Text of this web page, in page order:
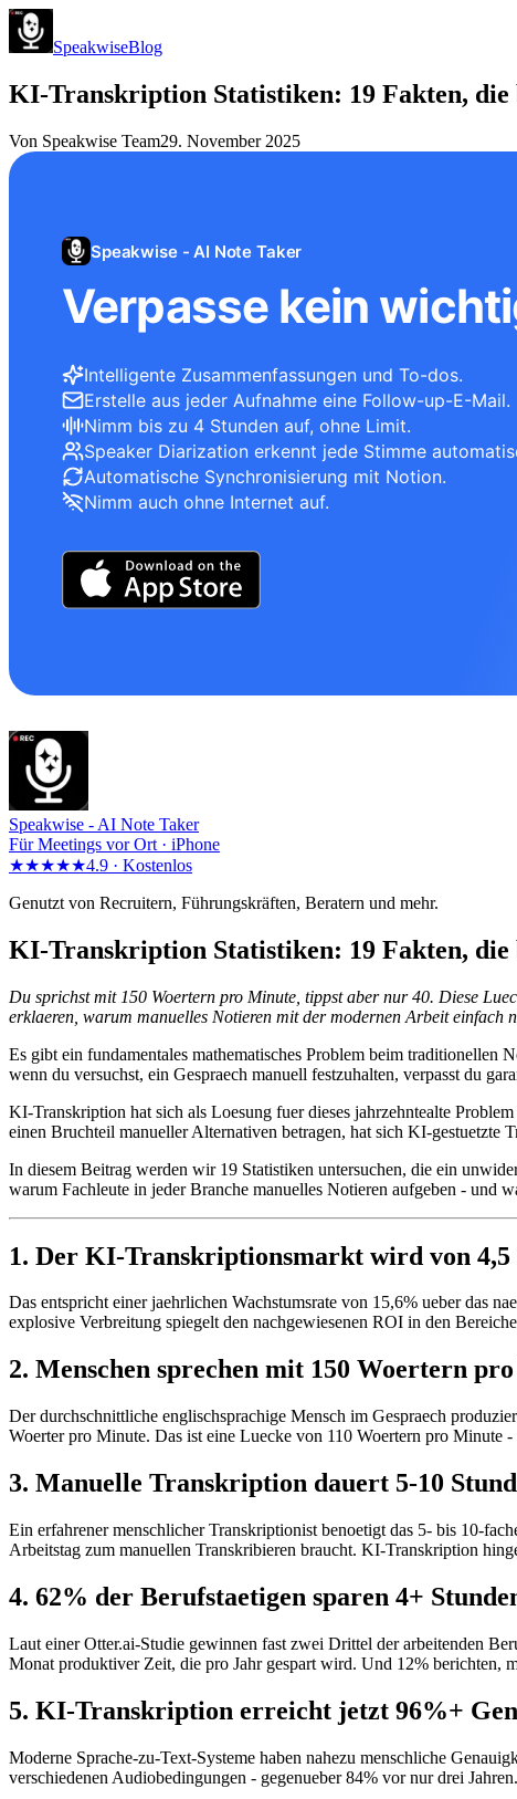
SpeakwiseBlog
KI-Transkription Statistiken: 19 Fakten, die
Von Speakwise Team29. November 2025
Speakwise - AI Note Taker
Verpasse kein
Intelligente Zusammenfassungen und To-dos.
Erstelle aus jeder Aufnahme eine Follow-up-E-Mail.
Nimm bis zu 4 Stunden auf, ohne Limit.
Speaker Diarization erkennt jede Stimme
Automatische Synchronisierung mit Notion.
Nimm auch ohne Internet auf.
Speakwise - AI Note Taker
Für Meetings vor Ort · iPhone
★★★★★4.9 · Kostenlos
Genutzt von Recruitern, Führungskräften, Beratern und mehr.
KI-Transkription Statistiken: 19 Fakten, die
Du sprichst mit 150 Woertern pro Minute, tippst aber nur 40. Diese
erklaeren, warum manuelles Notieren mit der modernen Arbeit einfach
Es gibt ein fundamentales mathematisches Problem beim traditionellen
wenn du versuchst, ein Gespraech manuell festzuhalten, verpasst du
KI-Transkription hat sich als Loesung fuer dieses jahrzehntealte
einen Bruchteil manueller Alternativen betragen, hat sich KI-
In diesem Beitrag werden wir 19 Statistiken untersuchen, die ein
warum Fachleute in jeder Branche manuelles Notieren aufgeben - und
1. Der KI-Transkriptionsmarkt wird von
Das entspricht einer jaehrlichen Wachstumsrate von 15,6% ueber das
explosive Verbreitung spiegelt den nachgewiesenen ROI in den
2. Menschen sprechen mit 150 Woertern
Der durchschnittliche englischsprachige Mensch im Gespraech
Woerter pro Minute. Das ist eine Luecke von 110 Woertern pro Minute
3. Manuelle Transkription dauert 5-10
Ein erfahrener menschlicher Transkriptionist benoetigt das 5- bis 10-
Arbeitstag zum manuellen Transkribieren braucht. KI-Transkription
4. 62% der Berufstaetigen sparen 4+
Laut einer Otter.ai-Studie gewinnen fast zwei Drittel der arbeitenden
Monat produktiver Zeit, die pro Jahr gespart wird. Und 12% berichten,
5. KI-Transkription erreicht jetzt 96%+
Moderne Sprache-zu-Text-Systeme haben nahezu menschliche
verschiedenen Audiobedingungen - gegenueber 84% vor nur drei Jahren.